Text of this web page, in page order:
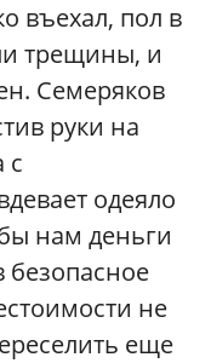
въехал, пол в
трещины, и
Семеряков
руки на
с
одеяло
нам деньги
безопасное
не
еще